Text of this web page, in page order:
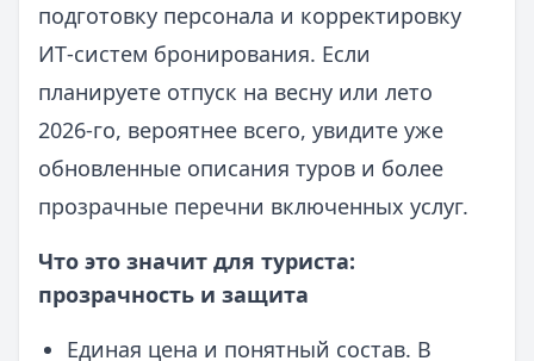
подготовку персонала и корректировку
ИТ‑систем бронирования. Если
планируете отпуск на весну или лето
2026‑го, вероятнее всего, увидите уже
обновленные описания туров и более
прозрачные перечни включенных услуг.
Что это значит для туриста:
прозрачность и защита
Единая цена и понятный состав. В